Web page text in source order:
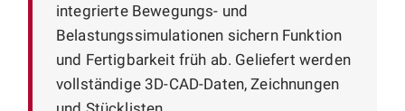
integrierte Bewegungs- und
Belastungssimulationen sichern Funktion
und Fertigbarkeit früh ab. Geliefert werden
vollständige 3D-CAD-Daten, Zeichnungen